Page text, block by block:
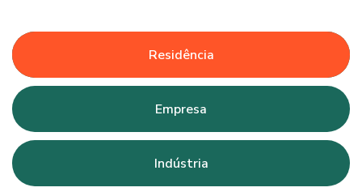
Residência
Empresa
Indústria